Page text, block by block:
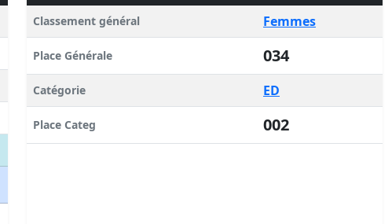
Classement général Femmes
Place Générale 034
Catégorie ED
Place Categ 002